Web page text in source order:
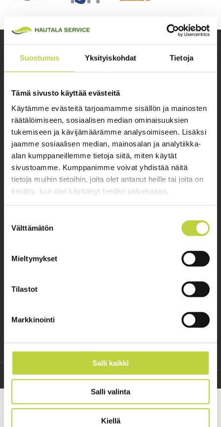
Suostumus Yksityiskohdat Tietoja
Tämä sivusto käyttää evästeitä
Käytämme evästeitä tarjoamamme sisällön ja mainosten
räätälöimiseen, sosiaalisen median ominaisuuksien
tukemiseen ja kävijämäärämme analysoimiseen. Lisäksi
jaamme sosiaalisen median, mainosalan ja analytiikka-
alan kumppaneillemme tietoja siitä, miten käytät
sivustoamme. Kumppanimme voivat yhdistää näitä
tietoja muihin tietoihin, joita olet antanut heille tai joita on
kerätty, kun olet käyttänyt heidän palvelujaan.
valinta
Välttämätön
Mieltymykset
Tilastot
Markkinointi
Salli kaikki
Salli valinta
Kiellä
Ympäristönhoitolaitteet
OTA YHTEYTTÄ
Hautala Service / Oikea Konekauppa Pro Oy
Yrittäjäntie 1, 60800 Ilmajoki
Myymälä
Yhteystiedot ›
Etusivu